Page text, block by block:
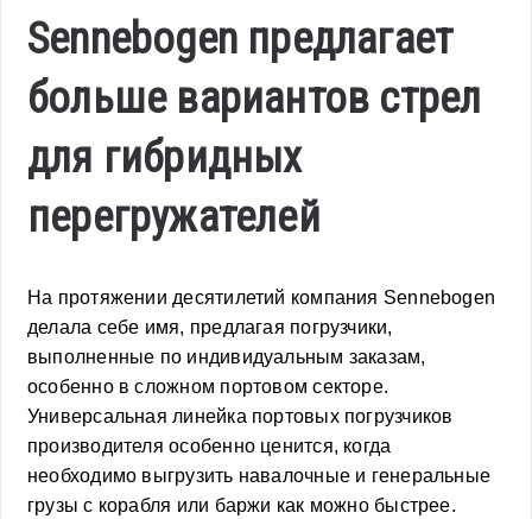
Sennebogen предлагает
больше вариантов стрел
для гибридных
перегружателей
На протяжении десятилетий компания Sennebogen
делала себе имя, предлагая погрузчики,
выполненные по индивидуальным заказам,
особенно в сложном портовом секторе.
Универсальная линейка портовых погрузчиков
производителя особенно ценится, когда
необходимо выгрузить навалочные и генеральные
грузы с корабля или баржи как можно быстрее.